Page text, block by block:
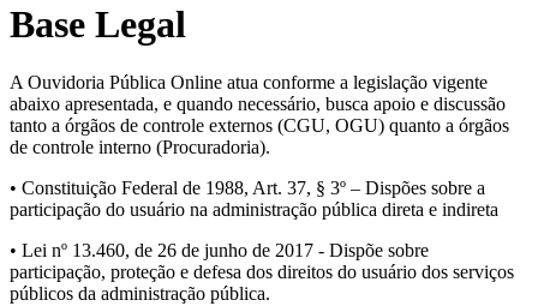
Base Legal
A Ouvidoria Pública Online atua conforme a legislação vigente
abaixo apresentada, e quando necessário, busca apoio e discussão
tanto a órgãos de controle externos (CGU, OGU) quanto a órgãos
de controle interno (Procuradoria).
• Constituição Federal de 1988, Art. 37, § 3º – Dispões sobre a
participação do usuário na administração pública direta e indireta
• Lei nº 13.460, de 26 de junho de 2017 - Dispõe sobre
participação, proteção e defesa dos direitos do usuário dos serviços
públicos da administração pública.